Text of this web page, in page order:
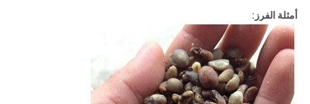
أمثلة الفرز: